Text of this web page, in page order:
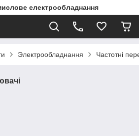
електрообладнання
Электрообладнання Частотні